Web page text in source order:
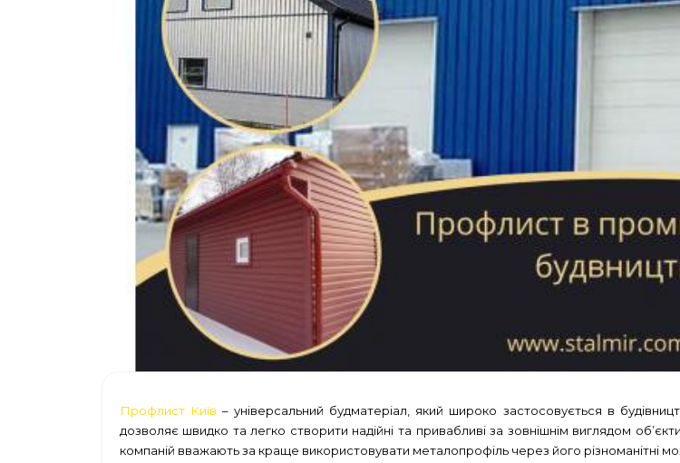
Профлист Київ – універсальний будматеріал, який широко застосовується в
дозволяє швидко та легко створити надійні та привабливі за зовнішнім виглядом
компаній вважають за краще використовувати металопрофіль через його різноманітні